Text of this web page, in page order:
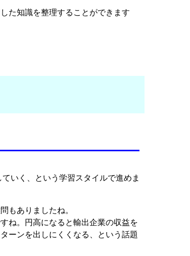
た知識を整理することができます
いく、という学習スタイルで進めま
もありましたね。
ね。円高になると輸出企業の収益を
ーンを出しにくくなる、という話題